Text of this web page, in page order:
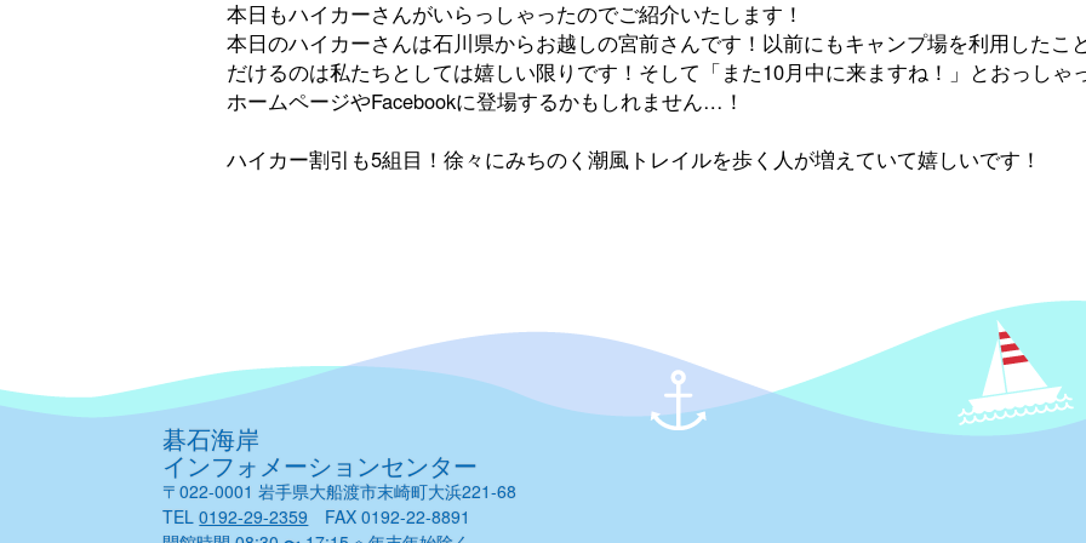
本日もハイカーさんがいらっしゃったのでご紹介いたします！
本日のハイカーさんは石川県からお越しの宮前さんです！以前にもキャンプ場を利用したこ
だけるのは私たちとしては嬉しい限りです！そして「また10月中に来ますね！」とおっし
ホームページやFacebookに登場するかもしれません…！
ハイカー割引も5組目！徐々にみちのく潮風トレイルを歩く人が増えていて嬉しいです！
碁石海岸
インフォメーションセンター
〒022-0001 岩手県大船渡市末崎町大浜221-68
TEL0192-29-2359 FAX 0192-22-8891